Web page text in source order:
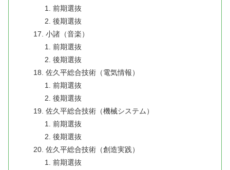
前期選抜
後期選抜
小諸（音楽）
前期選抜
後期選抜
佐久平総合技術（電気情報）
前期選抜
後期選抜
佐久平総合技術（機械システム）
前期選抜
後期選抜
佐久平総合技術（創造実践）
前期選抜